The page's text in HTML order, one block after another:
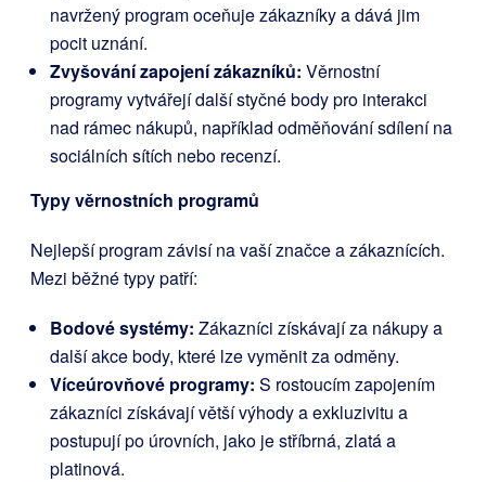
navržený program oceňuje zákazníky a dává jim
pocit uznání.
Zvyšování zapojení zákazníků: Věrnostní
programy vytvářejí další styčné body pro interakci
nad rámec nákupů, například odměňování sdílení na
sociálních sítích nebo recenzí.
Typy věrnostních programů
Nejlepší program závisí na vaší značce a zákaznících.
Mezi běžné typy patří:
Bodové systémy: Zákazníci získávají za nákupy a
další akce body, které lze vyměnit za odměny.
Víceúrovňové programy: S rostoucím zapojením
zákazníci získávají větší výhody a exkluzivitu a
postupují po úrovních, jako je stříbrná, zlatá a
platinová.